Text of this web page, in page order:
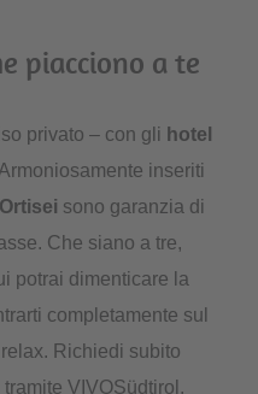
piacciono a te
privato – con gli hotel
inseriti
sono garanzia di
Che siano a tre,
potrai dimenticare la
completamente sul
Richiedi subito
VIVOSüdtirol.